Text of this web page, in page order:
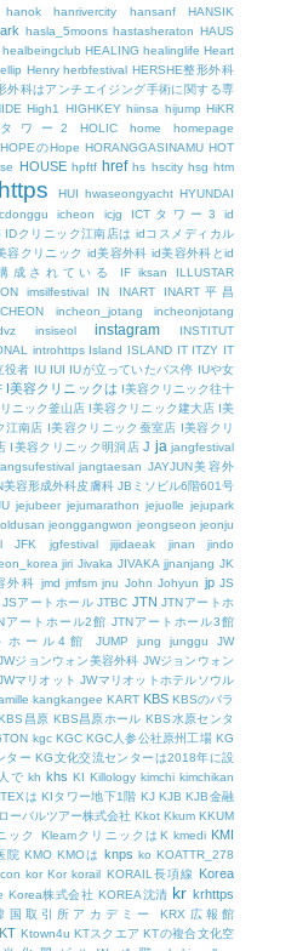
hanok hanrivercity hansanf HANSIK
hasla_5moons hastasheraton HAUS
healbeingclub HEALING healinglife Heart
Henry herbfestival HERSHE整形外科
外科はアンチエイジング手術に関する専
High1 HIGHKEY hiinsa hijump HiKR
ワー2 HOLIC home
homepage
HOPEのHope HORANGGASINAMU HOT
HOUSE hpftf href hs hscity hsg htm
https HUI hwaseongyacht HYUNDAI
icheon icjg ICTタワー3
id
IDクリニック江南店は idコスメディカル
容クリニック id美容外科 id美容外科とid
成されている
IF iksan
ILLUSTAR
imsilfestival IN INART
INART平昌
incheon_jotang incheonjotang
insiseol instagram
INSTITUT
introhttps Island ISLAND IT ITZY IT
役者 IU IUI IUが立っていたバス停 IUや女
I美容クリニックは I美容クリニック往十
ニック釜山店 I美容クリニック建大店 I美
江南店 I美容クリニック蚕室店 I美容クリ
I美容クリニック明洞店 J ja jangfestival
jangtaesan JAYJUN美容外
美容形成外科皮膚科 JBミソビル6階601号
jejubeer jejumarathon jejuolle jejupark
jeonggangwon jeongseon jeonju
JFK jgfestival jijidaeak jinan
jindo
jiri Jivaka JIVAKA jjnanjang JK
外科 jmd jmfsm jnu John Johyun jp JS
JSアートホール JTBC JTN JTNアートホ
アートホール2館 JTNアートホール3館
ホール4館
JUMP jung junggu
JW
ジョンウォン美容外科 JWジョンウォン
マリオット JWマリオットホテルソウル
kangkangee KART KBS KBSのバラ
昌原 KBS昌原ホール KBS水原センタ
kgc KGC KGC人参公社原州工場 KG
ター KG文化交流センターは2018年に設
で kh khs KI Killology kimchi kimchikan
は KIタワー地下1階 KJ KJB KJB金融
ーバルツアー株式会社 Kkot Kkum KKUM
ック
KleamクリニックはK kmedi KMI
院 KMO KMOは knps ko KOATTR_278
kor Kor korail KORAIL長項線 Korea
Korea株式会社 KOREA沈清 kr krhttps
国取引所アカデミー
KRX広報館
KT Ktown4u KTスクエア KTの複合文化空